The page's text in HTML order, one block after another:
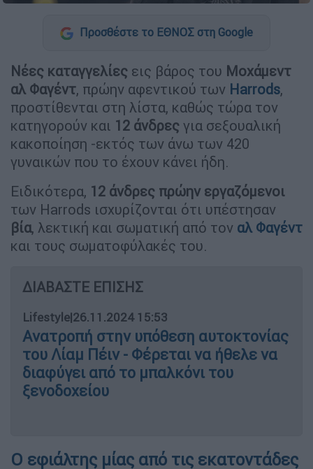
Προσθέστε το ΕΘΝΟΣ στη Google
Νέες καταγγελίες εις βάρος του Μοχάμεντ
αλ Φαγέντ, πρώην αφεντικού των Harrods,
προστίθενται στη λίστα, καθώς τώρα τον
κατηγορούν και 12 άνδρες για σεξουαλική
κακοποίηση -εκτός των άνω των 420
γυναικών που το έχουν κάνει ήδη.
Ειδικότερα, 12 άνδρες πρώην εργαζόμενοι
των Harrods ισχυρίζονται ότι υπέστησαν
βία, λεκτική και σωματική από τον αλ Φαγέντ
και τους σωματοφύλακές του.
ΔΙΑΒΑΣΤΕ ΕΠΙΣΗΣ
Lifestyle|26.11.2024 15:53
Ανατροπή στην υπόθεση αυτοκτονίας
του Λίαμ Πέιν - Φέρεται να ήθελε να
διαφύγει από το μπαλκόνι του
ξενοδοχείου
Ο εφιάλτης μίας από τις εκατοντάδες